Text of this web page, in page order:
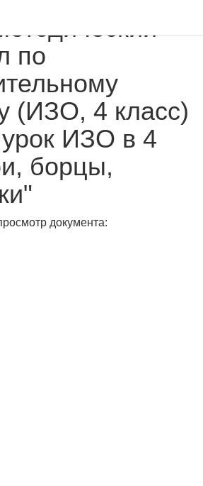
по
(ИЗО, 4 класс)
ИЗО в 4
борцы,
документа: